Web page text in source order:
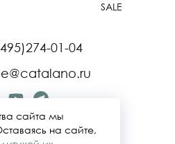
SALE
01-04
сайта мы
на сайте,